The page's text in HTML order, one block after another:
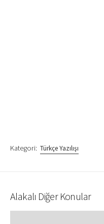
Kategori: Türkçe Yazılışı
Alakalı Diğer Konular